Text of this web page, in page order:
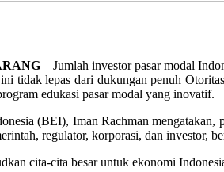
– Jumlah investor pasar modal
tidak lepas dari dukungan penuh
edukasi pasar modal yang inovatif.
(BEI), Iman Rachman mengatakan,
regulator, korporasi, dan investor,
cita-cita besar untuk ekonomi